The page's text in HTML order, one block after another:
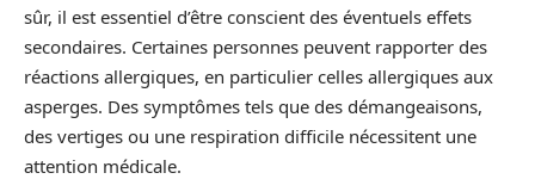
sûr, il est essentiel d’être conscient des éventuels effets
secondaires. Certaines personnes peuvent rapporter des
réactions allergiques, en particulier celles allergiques aux
asperges. Des symptômes tels que des démangeaisons,
des vertiges ou une respiration difficile nécessitent une
attention médicale.